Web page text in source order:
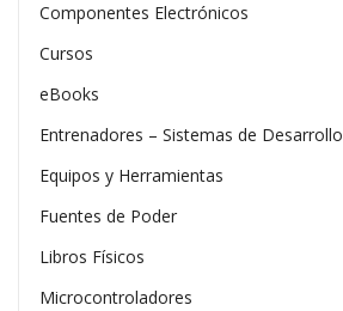
Componentes Electrónicos
Cursos
eBooks
Entrenadores – Sistemas de Desarrollo
Equipos y Herramientas
Fuentes de Poder
Libros Físicos
Microcontroladores